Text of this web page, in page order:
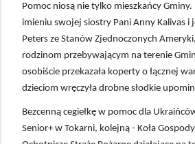
Pomoc niosą nie tylko mieszkańcy Gminy.
imieniu swojej siostry Pani Anny Kalivas i
Peters ze Stanów Zjednoczonych
rodzinom przebywającym na terenie
osobiście przekazała koperty o łącznej
dzieciom wręczyła drobne słodkie
Bezcenną cegiełkę w pomoc dla
Senior+ w Tokarni, kolejną - Koła